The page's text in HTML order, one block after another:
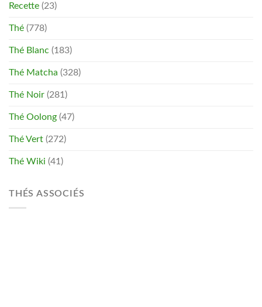
Recette (23)
Thé (778)
Thé Blanc (183)
Thé Matcha (328)
Thé Noir (281)
Thé Oolong (47)
Thé Vert (272)
Thé Wiki (41)
THÉS ASSOCIÉS